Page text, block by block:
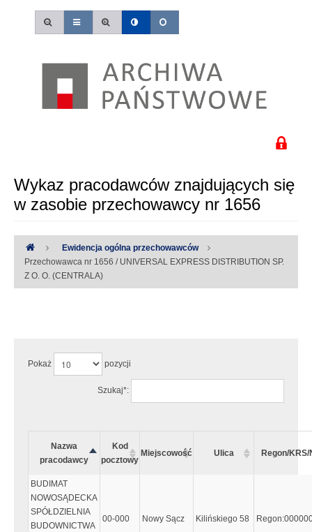
Wykaz pracodawców znajdujących się
w zasobie przechowawcy nr 1656
Ewidencja ogólna przechowawców
Przechowawca nr 1656 / UNIVERSAL EXPRESS DISTRIBUTION SP.
Z O. O. (CENTRALA)
Pokaż pozycji
Szukaj*:
Nazwa
pracodawcy
Kod
pocztowy
Miejscowość Ulica Regon/KRS/
BUDIMAT
NOWOSĄDECKA
SPÓŁDZIELNIA
BUDOWNICTWA
00-000 Nowy Sącz Kilińskiego 58